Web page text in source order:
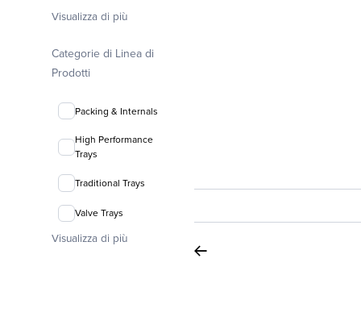
FLEXIRING®
Visualizza di più
Categorie di Linea di
Prodotti
Packing & Internals
High Performance
Trays
Traditional Trays
Valve Trays
Visualizza di più